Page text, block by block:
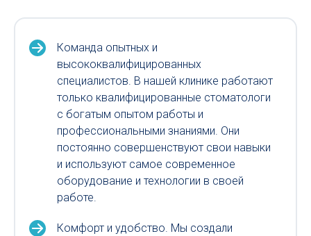
Команда опытных и
высококвалифицированных
специалистов. В нашей клинике работают
только квалифицированные стоматологи
с богатым опытом работы и
профессиональными знаниями. Они
постоянно совершенствуют свои навыки
и используют самое современное
оборудование и технологии в своей
работе.
Комфорт и удобство. Мы создали